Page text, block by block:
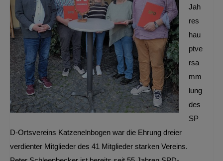
Jah
res
hau
ptve
rsa
mm
lung
des
SP
D-Ortsvereins Katzenelnbogen war die Ehrung dreier
verdienter Mitglieder des 41 Mitglieder starken Vereins.